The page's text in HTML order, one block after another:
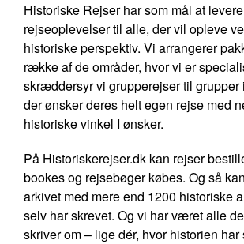
Historiske Rejser har som mål at
rejseoplevelser til alle, der vil opleve
historiske perspektiv. Vi arrangerer
række af de områder, hvor vi er
skræddersyr vi grupperejser til grupper
der ønsker deres helt egen rejse med
historiske vinkel I ønsker.
På Historiskerejser.dk kan rejser
bookes og rejsebøger købes. Og så
arkivet med mere end 1200 historiske
selv har skrevet. Og vi har været alle
skriver om – lige dér, hvor historien har